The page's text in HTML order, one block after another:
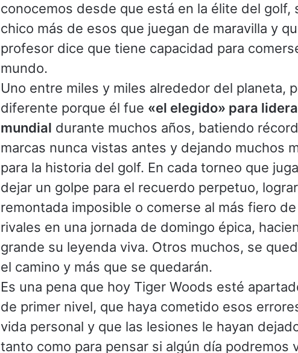
conocemos desde que está en la élite del golf,
chico más de esos que juegan de maravilla y
profesor dice que tiene capacidad para
mundo.
Uno entre miles y miles alrededor del planeta,
diferente porque él fue «el elegido» para
mundial durante muchos años, batiendo
marcas nunca vistas antes y dejando muchos
para la historia del golf. En cada torneo que
dejar un golpe para el recuerdo perpetuo,
remontada imposible o comerse al más fiero
rivales en una jornada de domingo épica,
grande su leyenda viva. Otros muchos, se
el camino y más que se quedarán.
Es una pena que hoy Tiger Woods esté
de primer nivel, que haya cometido esos
vida personal y que las lesiones le hayan
tanto como para pensar si algún día podremos